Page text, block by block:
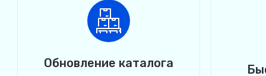
Обновление каталога